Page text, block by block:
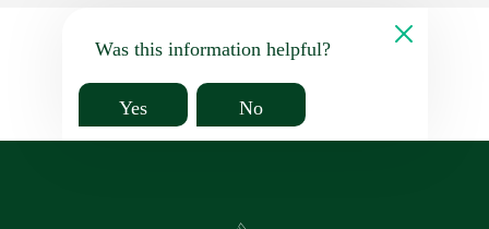
Was this information helpful?
Yes No